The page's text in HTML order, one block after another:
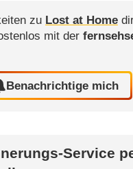
zu Lost at Home
mit der
Benachrichtige mich
Service